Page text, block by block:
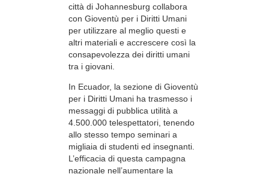
città di Johannesburg collabora
con Gioventù per i Diritti Umani
per utilizzare al meglio questi e
altri materiali e accrescere così la
consapevolezza dei diritti umani
tra i giovani.
In Ecuador, la sezione di Gioventù
per i Diritti Umani ha trasmesso i
messaggi di pubblica utilità a
4.500.000 telespettatori, tenendo
allo stesso tempo seminari a
migliaia di studenti ed insegnanti.
L’efficacia di questa campagna
nazionale nell’aumentare la